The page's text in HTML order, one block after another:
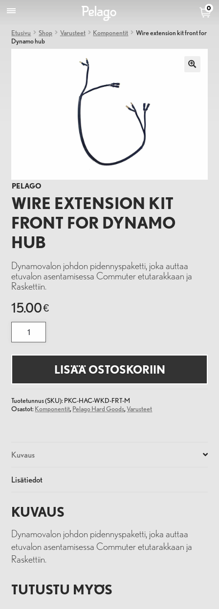
0
Etusivu Shop Varusteet Komponentit
Wire extension kit front for
Dynamo hub
PELAGO
WIRE EXTENSION KIT
FRONT FOR DYNAMO
HUB
Dynamovalon johdon pidennyspaketti, joka auttaa
etuvalon asentamisessa Commuter etutarakkaan ja
Raskettiin.
15.00€
Wire
extension
kit
for
määrä
LISÄÄ OSTOSKORIIN
Tuotetunnus (SKU): PKC-HAC-WKD-FRT-M
Osastot: Komponentit, Pelago Hard Goods,Varusteet
Kuvaus
Lisätiedot
KUVAUS
Dynamovalon johdon pidennyspaketti, joka auttaa
etuvalon asentamisessa Commuter etutarakkaan ja
Raskettiin.
TUTUSTU MYÖS